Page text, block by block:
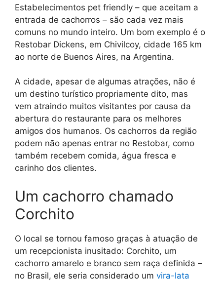
Estabelecimentos pet friendly – que aceitam a
entrada de cachorros – são cada vez mais
comuns no mundo inteiro. Um bom exemplo é o
Restobar Dickens, em Chivilcoy, cidade 165 km
ao norte de Buenos Aires, na Argentina.
A cidade, apesar de algumas atrações, não é
um destino turístico propriamente dito, mas
vem atraindo muitos visitantes por causa da
abertura do restaurante para os melhores
amigos dos humanos. Os cachorros da região
podem não apenas entrar no Restobar, como
também recebem comida, água fresca e
carinho dos clientes.
Um cachorro chamado
Corchito
O local se tornou famoso graças à atuação de
um recepcionista inusitado: Corchito, um
cachorro amarelo e branco sem raça definida –
no Brasil, ele seria considerado um vira-lata